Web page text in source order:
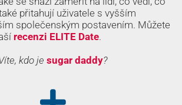
přitahují uživatele s vyšším
společenským postavením. Můžete
recenzi ELITE Date.
kdo je sugar daddy?